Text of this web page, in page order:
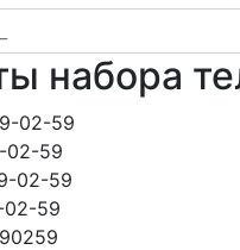
набора
02-59
02-59
02-59
59